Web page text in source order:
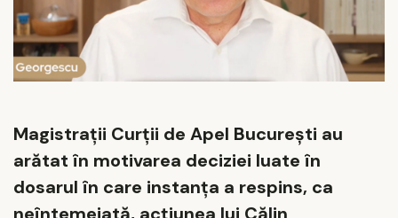
Magistraţii Curţii de Apel Bucureşti au
arătat în motivarea deciziei luate în
dosarul în care instanţa a respins, ca